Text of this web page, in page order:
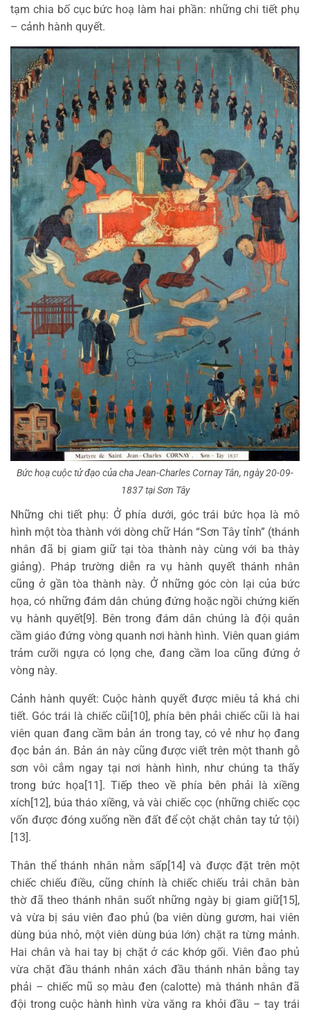
tạm chia bố cục bức hoạ làm hai phần: những chi tiết phụ
– cảnh hành quyết.
Bức hoạ cuộc tử đạo của cha Jean-Charles Cornay Tân, ngày 20-09-
1837 tại Sơn Tây
Những chi tiết phụ: Ở phía dưới, góc trái bức họa là mô
hình một tòa thành với dòng chữ Hán “Sơn Tây tỉnh” (thánh
nhân đã bị giam giữ tại tòa thành này cùng với ba thày
giảng). Pháp trường diễn ra vụ hành quyết thánh nhân
cũng ở gần tòa thành này. Ở những góc còn lại của bức
họa, có những đám dân chúng đứng hoặc ngồi chứng kiến
vụ hành quyết[9]. Bên trong đám dân chúng là đội quân
cầm giáo đứng vòng quanh nơi hành hình. Viên quan giám
trảm cưỡi ngựa có lọng che, đang cầm loa cũng đứng ở
vòng này.
Cảnh hành quyết: Cuộc hành quyết được miêu tả khá chi
tiết. Góc trái là chiếc cũi[10], phía bên phải chiếc cũi là hai
viên quan đang cầm bản án trong tay, có vẻ như họ đang
đọc bản án. Bản án này cũng được viết trên một thanh gỗ
sơn vôi cắm ngay tại nơi hành hình, như chúng ta thấy
trong bức họa[11]. Tiếp theo về phía bên phải là xiềng
xích[12], búa tháo xiềng, và vài chiếc cọc (những chiếc cọc
vốn được đóng xuống nền đất để cột chặt chân tay tử tội)
[13].
Thân thể thánh nhân nằm sấp[14] và được đặt trên một
chiếc chiếu điều, cũng chính là chiếc chiếu trải chân bàn
thờ đã theo thánh nhân suốt những ngày bị giam giữ[15],
và vừa bị sáu viên đao phủ (ba viên dùng gươm, hai viên
dùng búa nhỏ, một viên dùng búa lớn) chặt ra từng mảnh.
Hai chân và hai tay bị chặt ở các khớp gối. Viên đao phủ
vừa chặt đầu thánh nhân xách đầu thánh nhân bằng tay
phải – chiếc mũ sọ màu đen (calotte) mà thánh nhân đã
đội trong cuộc hành hình vừa văng ra khỏi đầu – tay trái